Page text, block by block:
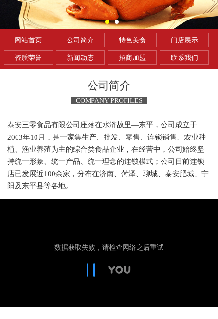
网站首页 公司简介 特色美食 门店展示
资质荣誉 新闻动态 招商加盟 联系我们
公司简介
COMPANY PROFILES
泰安三零食品有限公司座落在水浒故里—东平，公司成立于
2003年10月，是一家集生产、批发、零售、连锁销售、农业种
植、渔业养殖为主的综合类食品企业，在经营中，公司始终坚
持统一形象、统一产品、统一理念的连锁模式；公司目前连锁
店已发展近100余家，分布在济南、菏泽、聊城、泰安肥城、宁
阳及东平县等各地。